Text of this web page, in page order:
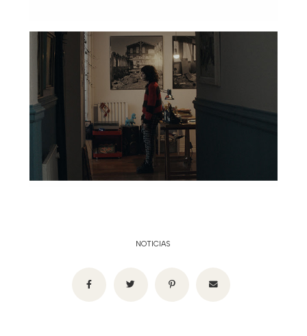
NOTICIAS